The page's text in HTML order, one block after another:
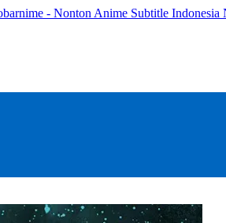
- Nonton Anime Subtitle Indonesia